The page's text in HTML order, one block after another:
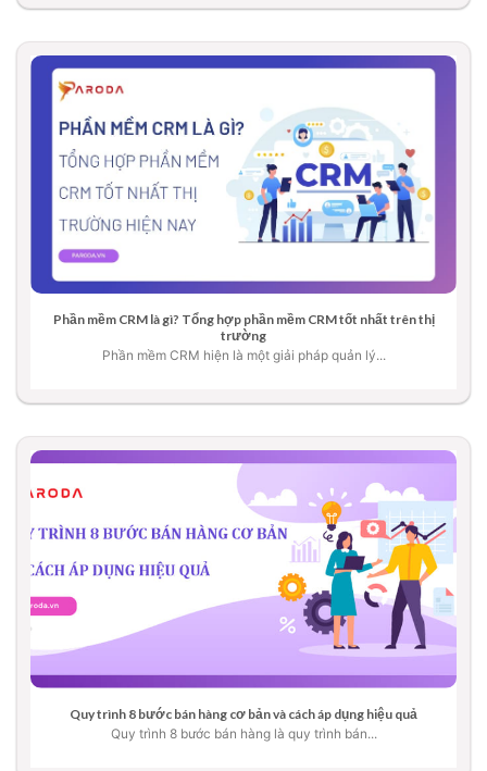
Phần mềm CRM là gì? Tổng hợp phần mềm CRM tốt nhất trên thị
trường
Phần mềm CRM hiện là một giải pháp quản lý...
Quy trình 8 bước bán hàng cơ bản và cách áp dụng hiệu quả
Quy trình 8 bước bán hàng là quy trình bán...